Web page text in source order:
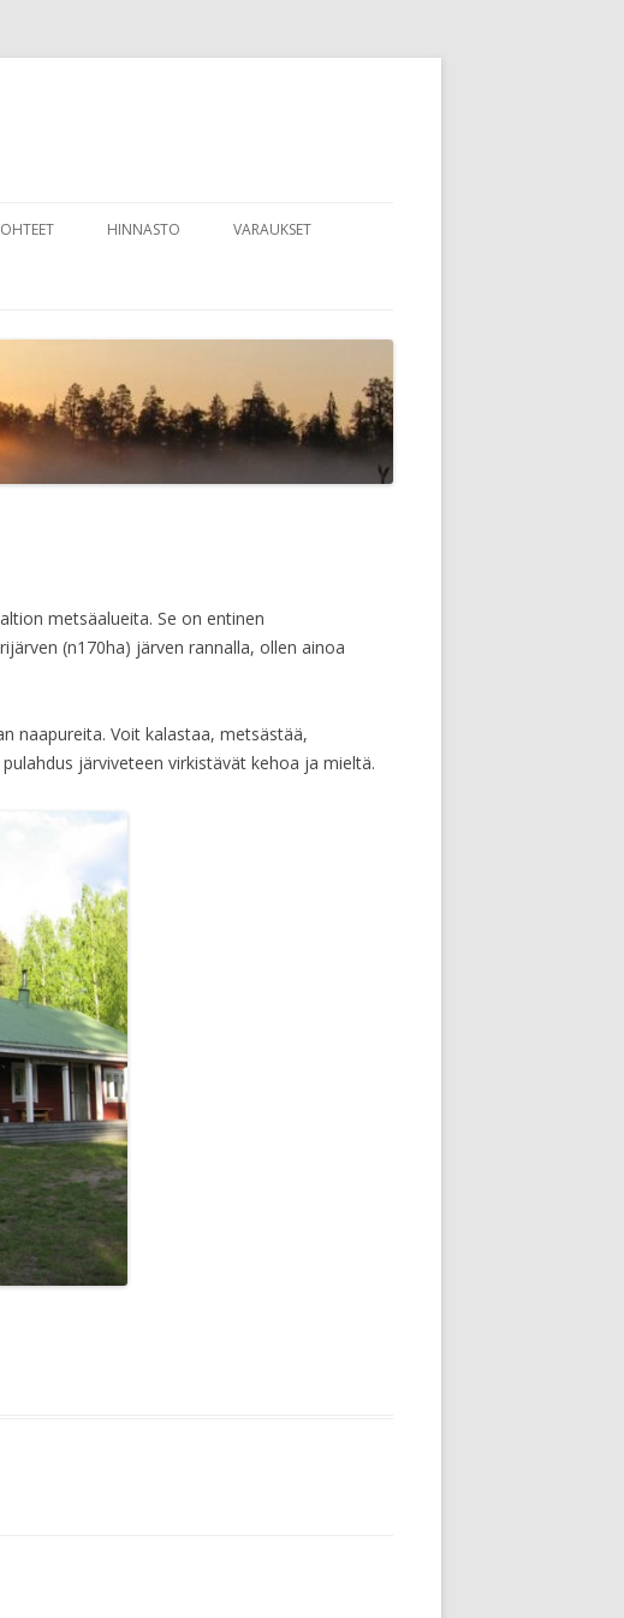
HINNASTO VARAUKSET
metsäalueita. Se on entinen
(n170ha) järven rannalla, ollen ainoa
naapureita. Voit kalastaa, metsästää,
järviveteen virkistävät kehoa ja mieltä.